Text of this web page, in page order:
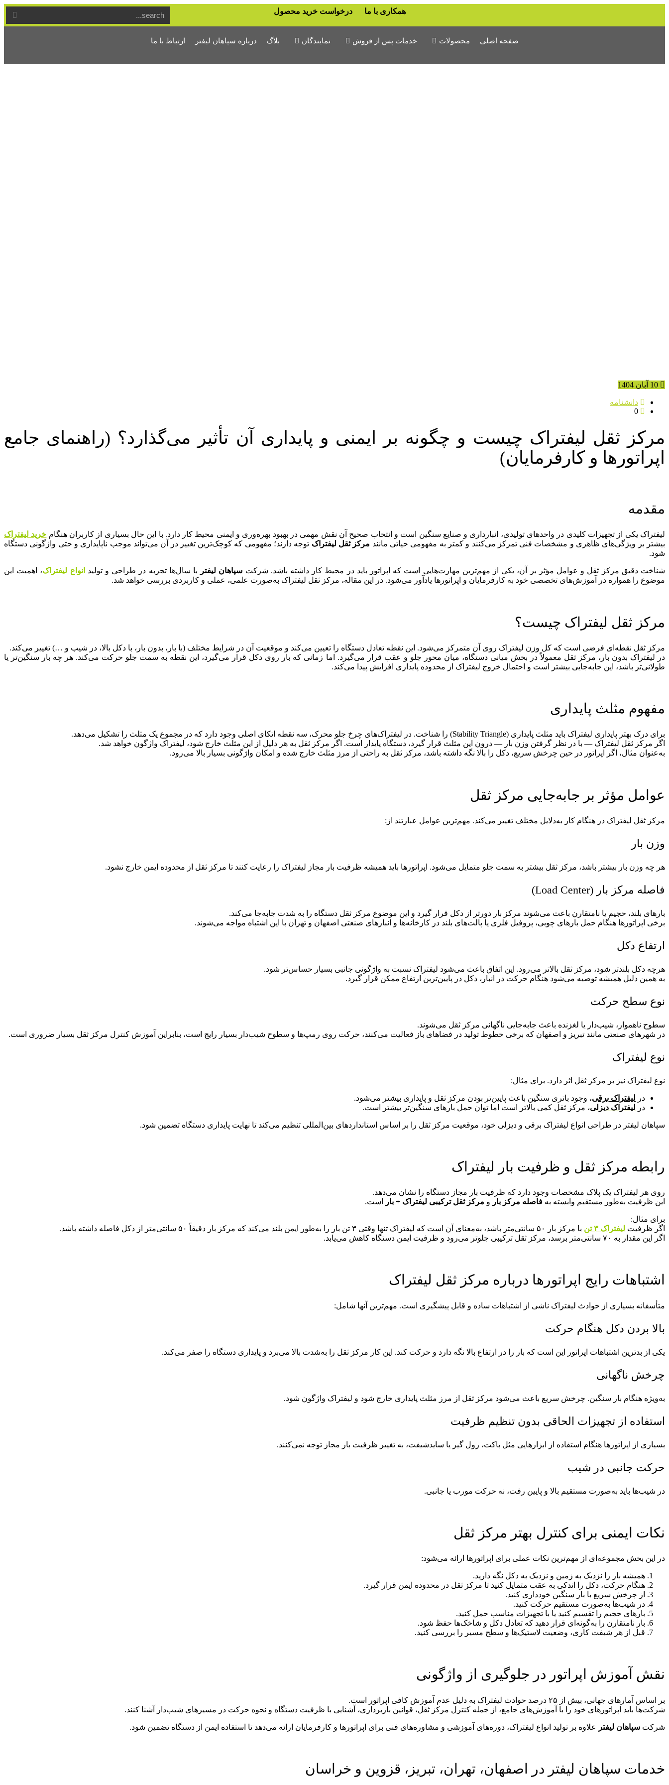
همکاری با ما درخواست خرید محصول
صفحه اصلی محصولات خدمات پس از فروش
پس از فروش
نمایندگان بلاگ درباره سپاهان لیفتر ارتباط با ما
دانشنامه
0
مرکز ثقل لیفتراک چیست و چگونه بر ایمنی و پایداری آن تأثیر می‌گذارد؟ (راهنمای جامع
اپراتورها و کارفرمایان)
مقدمه
لیفتراک یکی از تجهیزات کلیدی در واحدهای تولیدی، انبارداری و صنایع سنگین است و انتخاب صحیح آن نقش مهمی در بهبود بهره‌وری و ایمنی محیط کار دارد. با این حال بسیاری از کاربران هنگام خرید لیفتراک
بیشتر بر ویژگی‌های ظاهری و مشخصات فنی تمرکز می‌کنند و کمتر به مفهومی حیاتی مانند مرکز ثقل لیفتراک توجه دارند؛ مفهومی که کوچک‌ترین تغییر در آن می‌تواند موجب ناپایداری و حتی واژگونی دستگاه
شود.
شناخت دقیق مرکز ثقل و عوامل مؤثر بر آن، یکی از مهم‌ترین مهارت‌هایی است که اپراتور باید در محیط کار داشته باشد. شرکت سپاهان لیفتر با سال‌ها تجربه در طراحی و تولید انواع لیفتراک، اهمیت این
موضوع را همواره در آموزش‌های تخصصی خود به کارفرمایان و اپراتورها یادآور می‌شود. در این مقاله، مرکز ثقل لیفتراک به‌صورت علمی، عملی و کاربردی بررسی خواهد شد.
مرکز ثقل لیفتراک چیست؟
مرکز ثقل نقطه‌ای فرضی است که کل وزن لیفتراک روی آن متمرکز می‌شود. این نقطه تعادل دستگاه را تعیین می‌کند و موقعیت آن در شرایط مختلف (با بار، بدون بار، با دکل بالا، در شیب و …) تغییر می‌کند.
در لیفتراک بدون بار، مرکز ثقل معمولاً در بخش میانی دستگاه، میان محور جلو و عقب قرار می‌گیرد. اما زمانی که بار روی دکل قرار می‌گیرد، این نقطه به سمت جلو حرکت می‌کند. هر چه بار سنگین‌تر یا
طولانی‌تر باشد، این جابه‌جایی بیشتر است و احتمال خروج لیفتراک از محدوده پایداری افزایش پیدا می‌کند.
مفهوم مثلث پایداری
برای درک بهتر پایداری لیفتراک باید مثلث پایداری (Stability Triangle) را شناخت. در لیفتراک‌های چرخ جلو محرک، سه نقطه اتکای اصلی وجود دارد که در مجموع یک مثلث را تشکیل می‌دهد.
اگر مرکز ثقل لیفتراک — با در نظر گرفتن وزن بار — درون این مثلث قرار گیرد، دستگاه پایدار است. اگر مرکز ثقل به هر دلیل از این مثلث خارج شود، لیفتراک واژگون خواهد شد.
به‌عنوان مثال، اگر اپراتور در حین چرخش سریع، دکل را بالا نگه داشته باشد، مرکز ثقل به راحتی از مرز مثلث خارج شده و امکان واژگونی بسیار بالا می‌رود.
عوامل مؤثر بر جابه‌جایی مرکز ثقل
مرکز ثقل لیفتراک در هنگام کار به‌دلایل مختلف تغییر می‌کند. مهم‌ترین عوامل عبارتند از:
وزن بار
هر چه وزن بار بیشتر باشد، مرکز ثقل بیشتر به سمت جلو متمایل می‌شود. اپراتورها باید همیشه ظرفیت بار مجاز لیفتراک را رعایت کنند تا مرکز ثقل از محدوده ایمن خارج نشود.
فاصله مرکز بار (Load Center)
بارهای بلند، حجیم یا نامتقارن باعث می‌شوند مرکز بار دورتر از دکل قرار گیرد و این موضوع مرکز ثقل دستگاه را به شدت جابه‌جا می‌کند.
برخی اپراتورها هنگام حمل بارهای چوبی، پروفیل فلزی یا پالت‌های بلند در کارخانه‌ها و انبارهای صنعتی اصفهان و تهران با این اشتباه مواجه می‌شوند.
ارتفاع دکل
هرچه دکل بلندتر شود، مرکز ثقل بالاتر می‌رود. این اتفاق باعث می‌شود لیفتراک نسبت به واژگونی جانبی بسیار حساس‌تر شود.
به همین دلیل همیشه توصیه می‌شود هنگام حرکت در انبار، دکل در پایین‌ترین ارتفاع ممکن قرار گیرد.
نوع سطح حرکت
سطوح ناهموار، شیب‌دار یا لغزنده باعث جابه‌جایی ناگهانی مرکز ثقل می‌شوند.
در شهرهای صنعتی مانند تبریز و اصفهان که برخی خطوط تولید در فضاهای باز فعالیت می‌کنند، حرکت روی رمپ‌ها و سطوح شیب‌دار بسیار رایج است، بنابراین آموزش کنترل مرکز ثقل بسیار ضروری است.
نوع لیفتراک
نوع لیفتراک نیز بر مرکز ثقل اثر دارد. برای مثال:
در لیفتراک برقی، وجود باتری سنگین باعث پایین‌تر بودن مرکز ثقل و پایداری بیشتر می‌شود.
در لیفتراک دیزلی، مرکز ثقل کمی بالاتر است اما توان حمل بارهای سنگین‌تر بیشتر است.
سپاهان لیفتر در طراحی انواع لیفتراک برقی و دیزلی خود، موقعیت مرکز ثقل را بر اساس استانداردهای بین‌المللی تنظیم می‌کند تا نهایت پایداری دستگاه تضمین شود.
رابطه مرکز ثقل و ظرفیت بار لیفتراک
روی هر لیفتراک یک پلاک مشخصات وجود دارد که ظرفیت بار مجاز دستگاه را نشان می‌دهد.
این ظرفیت به‌طور مستقیم وابسته به فاصله مرکز بار و مرکز ثقل ترکیبی لیفتراک + بار است.
برای مثال:
اگر ظرفیت لیفتراک ۳ تن
با مرکز بار ۵۰ سانتی‌متر باشد، به‌معنای آن است که لیفتراک تنها وقتی ۳ تن بار را به‌طور ایمن بلند می‌کند که مرکز بار دقیقاً ۵۰ سانتی‌متر از دکل فاصله داشته باشد.
اگر این مقدار به ۷۰ سانتی‌متر برسد، مرکز ثقل ترکیبی جلوتر می‌رود و ظرفیت ایمن دستگاه کاهش می‌یابد.
اشتباهات رایج اپراتورها درباره مرکز ثقل لیفتراک
متأسفانه بسیاری از حوادث لیفتراک ناشی از اشتباهات ساده و قابل پیشگیری است. مهم‌ترین آنها شامل:
بالا بردن دکل هنگام حرکت
یکی از بدترین اشتباهات اپراتور این است که بار را در ارتفاع بالا نگه دارد و حرکت کند. این کار مرکز ثقل را به‌شدت بالا می‌برد و پایداری دستگاه را صفر می‌کند.
چرخش ناگهانی
به‌ویژه هنگام بار سنگین. چرخش سریع باعث می‌شود مرکز ثقل از مرز مثلث پایداری خارج شود و لیفتراک واژگون شود.
استفاده از تجهیزات الحاقی بدون تنظیم ظرفیت
بسیاری از اپراتورها هنگام استفاده از ابزارهایی مثل باکت، رول گیر یا سایدشيفت، به تغییر ظرفیت بار مجاز توجه نمی‌کنند.
حرکت جانبی در شیب
در شیب‌ها باید به‌صورت مستقیم بالا و پایین رفت، نه حرکت مورب یا جانبی.
نکات ایمنی برای کنترل بهتر مرکز ثقل
در این بخش مجموعه‌ای از مهم‌ترین نکات عملی برای اپراتورها ارائه می‌شود:
همیشه بار را نزدیک به زمین و نزدیک به دکل نگه دارید.
هنگام حرکت، دکل را اندکی به عقب متمایل کنید تا مرکز ثقل در محدوده ایمن قرار گیرد.
از چرخش سریع با بار سنگین خودداری کنید.
در شیب‌ها به‌صورت مستقیم حرکت کنید.
بارهای حجیم را تقسیم کنید یا با تجهیزات مناسب حمل کنید.
بار نامتقارن را به‌گونه‌ای قرار دهید که تعادل دکل و شاخک‌ها حفظ شود.
قبل از هر شیفت کاری، وضعیت لاستیک‌ها و سطح مسیر را بررسی کنید.
نقش آموزش اپراتور در جلوگیری از واژگونی
بر اساس آمارهای جهانی، بیش از ۲۵ درصد حوادث لیفتراک به دلیل عدم آموزش کافی اپراتور است.
شرکت‌ها باید اپراتورهای خود را با آموزش‌های جامع، از جمله کنترل مرکز ثقل، قوانین باربرداری، آشنایی با ظرفیت دستگاه و نحوه حرکت در مسیرهای شیب‌دار آشنا کنند.
شرکت سپاهان لیفتر علاوه بر تولید انواع لیفتراک، دوره‌های آموزشی و مشاوره‌های فنی برای اپراتورها و کارفرمایان ارائه می‌دهد تا استفاده ایمن از دستگاه تضمین شود.
خدمات سپاهان لیفتر در اصفهان، تهران، تبریز، قزوین و خراسان